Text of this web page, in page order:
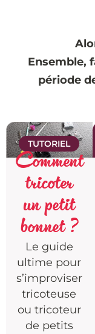
Ensemble,
période
TUTORIEL
Comment
tricoter
un petit
bonnet ?
Le guide
ultime pour
s’improviser
tricoteuse
ou tricoteur
de petits